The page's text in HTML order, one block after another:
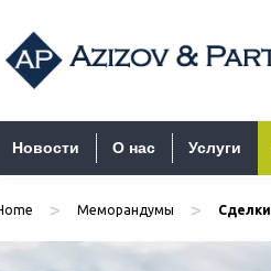
к содержимому
Новости
О нас Услуги
> Меморандумы > Сделки